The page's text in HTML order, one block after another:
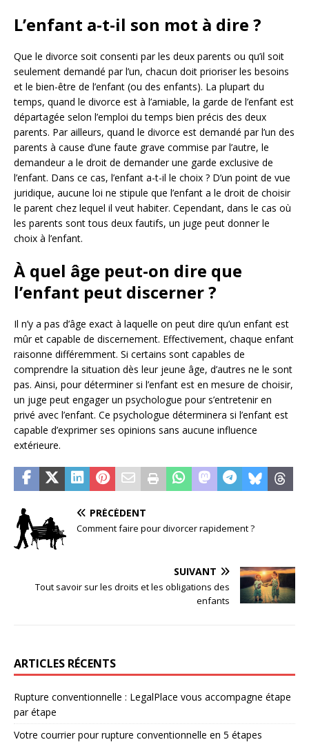
L’enfant a-t-il son mot à dire ?
Que le divorce soit consenti par les deux parents ou qu’il soit
seulement demandé par l’un, chacun doit prioriser les besoins
et le bien-être de l’enfant (ou des enfants). La plupart du
temps, quand le divorce est à l’amiable, la garde de l’enfant est
départagée selon l’emploi du temps bien précis des deux
parents. Par ailleurs, quand le divorce est demandé par l’un des
parents à cause d’une faute grave commise par l’autre, le
demandeur a le droit de demander une garde exclusive de
l’enfant. Dans ce cas, l’enfant a-t-il le choix ? D’un point de vue
juridique, aucune loi ne stipule que l’enfant a le droit de choisir
le parent chez lequel il veut habiter. Cependant, dans le cas où
les parents sont tous deux fautifs, un juge peut donner le
choix à l’enfant.
À quel âge peut-on dire que
l’enfant peut discerner ?
Il n’y a pas d’âge exact à laquelle on peut dire qu’un enfant est
mûr et capable de discernement. Effectivement, chaque enfant
raisonne différemment. Si certains sont capables de
comprendre la situation dès leur jeune âge, d’autres ne le sont
pas. Ainsi, pour déterminer si l’enfant est en mesure de choisir,
un juge peut engager un psychologue pour s’entretenir en
privé avec l’enfant. Ce psychologue déterminera si l’enfant est
capable d’exprimer ses opinions sans aucune influence
extérieure.
PRÉCÉDENT
Comment faire pour divorcer rapidement ?
SUIVANT
Tout savoir sur les droits et les obligations des
enfants
ARTICLES RÉCENTS
Rupture conventionnelle : LegalPlace vous accompagne étape
par étape
Votre courrier pour rupture conventionnelle en 5 étapes